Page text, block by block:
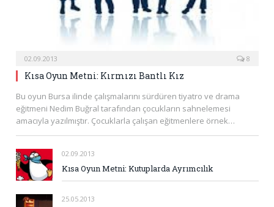
02.09.2013 8
Kısa Oyun Metni: Kırmızı Bantlı Kız
Bu oyun Bursa ilinde çalışmalarını sürdüren tiyatro ve drama
eğitmeni Nedim Buğral tarafından çocukların sahnelemesi
amacıyla yazılmıştır. Çocuklarla çalışan eğitmenlere örnek…
02.09.2013
Kısa Oyun Metni: Kutuplarda Ayrımcılık
25.05.2013